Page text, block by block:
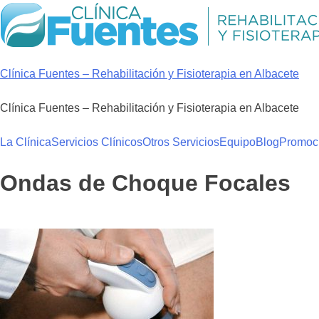
Skip
to
content
Clínica Fuentes – Rehabilitación y Fisioterapia en Albacete
Clínica Fuentes – Rehabilitación y Fisioterapia en Albacete
La ClínicaServicios ClínicosOtros ServiciosEquipoBlog
Ondas de Choque Focales